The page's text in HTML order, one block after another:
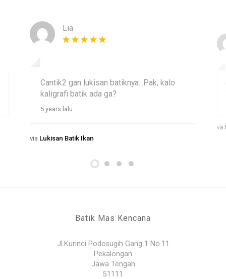
Lia
Cantik2 gan lukisan batiknya...Pak, kalo
kaligrafi batik ada ga?
5 years lalu
via Lukisan Batik Ikan
via
Batik Mas Kencana
Jl.Kurinci Podosugih Gang 1 No.11
Pekalongan
Jawa Tengah
51111